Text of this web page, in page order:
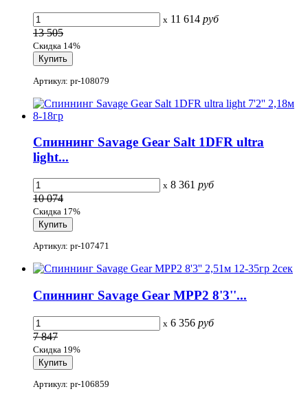
x 11 614 руб
13 505
Скидка 14%
Артикул: pr-108079
Спиннинг Savage Gear Salt 1DFR ultra
light...
x 8 361 руб
10 074
Скидка 17%
Артикул: pr-107471
Спиннинг Savage Gear MPP2 8'3''...
x 6 356 руб
7 847
Скидка 19%
Артикул: pr-106859